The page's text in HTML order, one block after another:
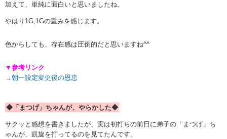
加えて、単純に面白いと思いましたね。
やはり1G,1Gの重みを感じます。
色からしても、存在感は圧倒的だと思いますね^^
▼参考リンク
→朝一設定変更後の恩恵
◆「まつげ」ちゃんが、やらかした◆
サクッと感想を書きましたが、実は初打ちの前日に弟子の「まつげ」ち
ゃんが、凱旋を打ってるのを見てたんです。